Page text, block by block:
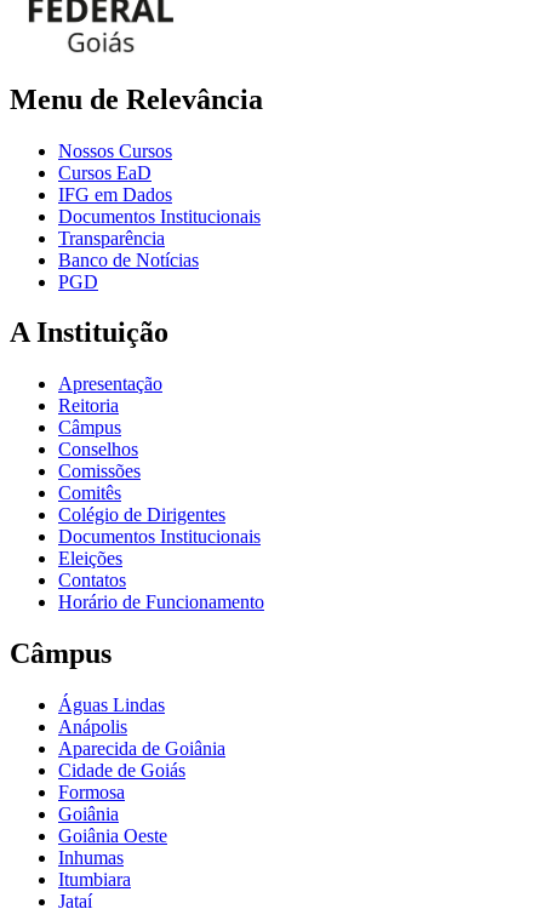
Menu de Relevância
Nossos Cursos
Cursos EaD
IFG em Dados
Documentos Institucionais
Transparência
Banco de Notícias
PGD
A Instituição
Apresentação
Reitoria
Câmpus
Conselhos
Comissões
Comitês
Colégio de Dirigentes
Documentos Institucionais
Eleições
Contatos
Horário de Funcionamento
Câmpus
Águas Lindas
Anápolis
Aparecida de Goiânia
Cidade de Goiás
Formosa
Goiânia
Goiânia Oeste
Inhumas
Itumbiara
Jataí